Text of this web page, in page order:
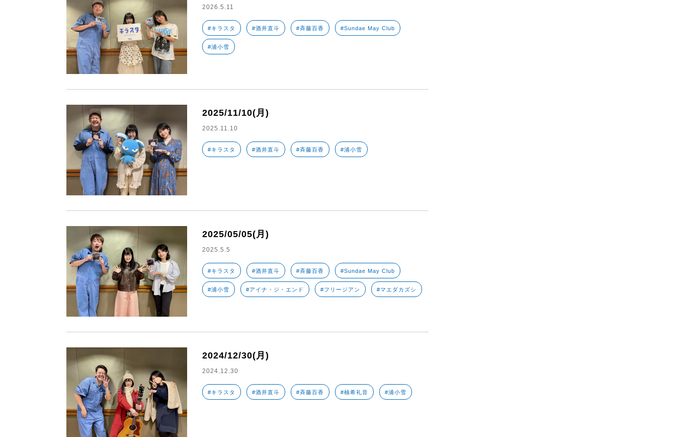
2026.5.11
#キラスタ #酒井直斗 #斉藤百香 #Sundae May Club
#浦小雪
2025/11/10(月)
2025.11.10
#キラスタ #酒井直斗 #斉藤百香 #浦小雪
2025/05/05(月)
2025.5.5
#キラスタ #酒井直斗 #斉藤百香 #Sundae May Club
#浦小雪 #アイナ・ジ・エンド #フリージアン #マエダカズシ
2024/12/30(月)
2024.12.30
#キラスタ #酒井直斗 #斉藤百香 #柚希礼音 #浦小雪